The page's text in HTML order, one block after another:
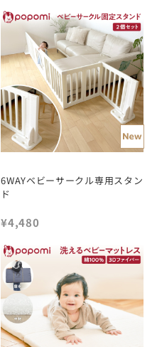
6WAYベビーサークル専用スタン
ド
¥4,480